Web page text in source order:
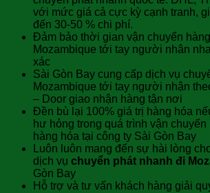
với mức giá cả cực kỳ cạnh tranh,
đến 30-50 % chi phí.
Đảm bảo thời gian vận chuyển
Mozambique tới tay người nhân
xác
Sài Gòn Bay cung cấp dịch vụ
Mozambique tới tay người nhận
– Door giao nhận hàng tận nơi
Đền bù lại 100% giá trị hàng hóa
hư hỏng trong quá trình vận
hàng hóa tại công ty Sài Gòn Bay
Luôn luôn mang đến sự hài lòng
dịch vụ chuyển phát nhanh đi
Gòn Bay
Hỗ trợ và tư vấn khách hàng giải